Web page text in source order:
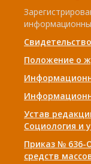
Положение о
Устав
Социология и
Приказ № 636-
средств